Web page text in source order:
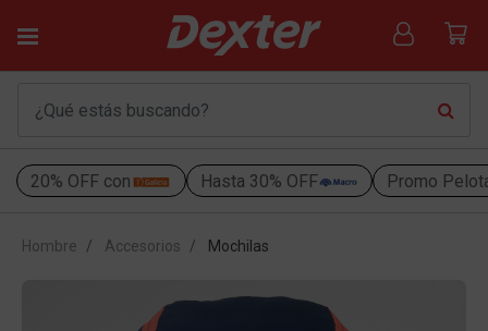
20% OFF con Hasta 30% OFF Promo
Hombre Accesorios Mochilas